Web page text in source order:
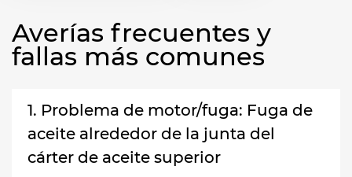
Averías frecuentes y
fallas más comunes
1. Problema de motor/fuga: Fuga de
aceite alrededor de la junta del
cárter de aceite superior